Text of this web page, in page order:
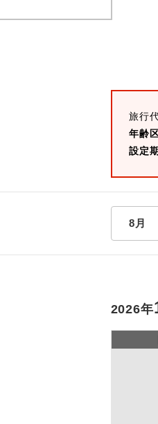
旅行
年齢
設定
8月
2026年